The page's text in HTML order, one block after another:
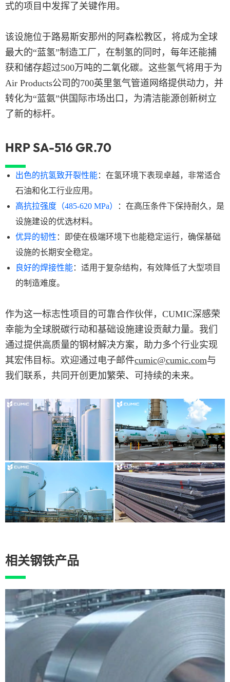
式的项目中发挥了关键作用。
该设施位于路易斯安那州的阿森松教区，将成为全球
最大的“蓝氢”制造工厂，在制氢的同时，每年还能捕
获和储存超过500万吨的二氧化碳。这些氢气将用于为
Air Products公司的700英里氢气管道网络提供动力，并
转化为“蓝氨”供国际市场出口，为清洁能源创新树立
了新的标杆。
HRP SA-516 GR.70
出色的抗氢致开裂性能：在氢环境下表现卓越，非常适合
石油和化工行业应用。
高抗拉强度（485-620 MPa）
：在高压条件下保持耐久，是
设施建设的优选材料。
优异的韧性 ：即使在极端环境下也能稳定运行，确保基础
设施的长期安全稳定。
良好的焊接性能：适用于复杂结构，有效降低了大型项目
的制造难度。
作为这一标志性项目的可靠合作伙伴，CUMIC深感荣
幸能为全球脱碳行动和基础设施建设贡献力量。我们
通过提供高质量的钢材解决方案，助力多个行业实现
其宏伟目标。欢迎通过电子邮件cumic@cumic.com与
我们联系，共同开创更加繁荣、可持续的未来。
相关钢铁产品